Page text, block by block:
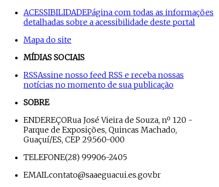
ACESSIBILIDADEPágina com todas as informações
detalhadas sobre a acessibilidade deste portal
Mapa do site
MÍDIAS SOCIAIS
RSSAssine nosso feed RSS e receba nossas
notícias no momento de sua publicação
SOBRE
ENDEREÇORua José Vieira de Souza, nº 120 -
Parque de Exposições, Quincas Machado,
Guaçuí/ES, CEP 29.560-000
TELEFONE(28) 99906-2405
EMAILcontato@saaeguacui.es.gov.br